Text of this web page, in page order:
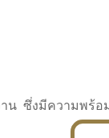
ซึ่งมีความพร้อ